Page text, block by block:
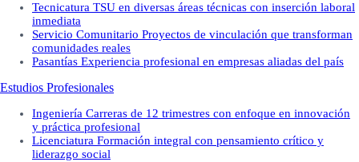
Tecnicatura TSU en diversas áreas técnicas con inserción laboral
inmediata
Servicio Comunitario Proyectos de vinculación que transforman
comunidades reales
Pasantías Experiencia profesional en empresas aliadas del país
Estudios Profesionales
Ingeniería Carreras de 12 trimestres con enfoque en innovación
y práctica profesional
Licenciatura Formación integral con pensamiento crítico y
liderazgo social